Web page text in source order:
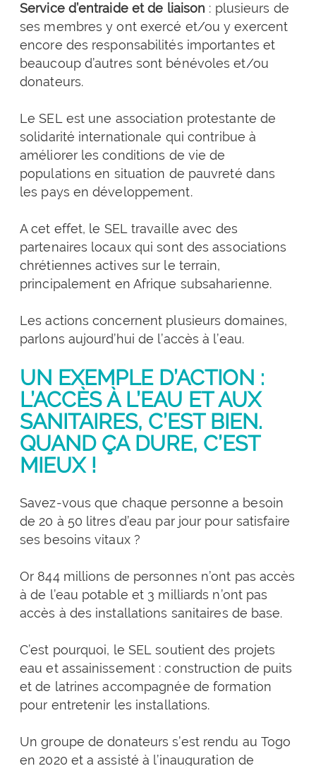
Service d’entraide et de liaison : plusieurs de
ses membres y ont exercé et/ou y exercent
encore des responsabilités importantes et
beaucoup d’autres sont bénévoles et/ou
donateurs.
Le SEL est une association protestante de
solidarité internationale qui contribue à
améliorer les conditions de vie de
populations en situation de pauvreté dans
les pays en développement.
A cet effet, le SEL travaille avec des
partenaires locaux qui sont des associations
chrétiennes actives sur le terrain,
principalement en Afrique subsaharienne.
Les actions concernent plusieurs domaines,
parlons aujourd’hui de l’accès à l’eau.
UN EXEMPLE D’ACTION :
L’ACCÈS À L’EAU ET AUX
SANITAIRES, C’EST BIEN.
QUAND ÇA DURE, C’EST
MIEUX !
Savez-vous que chaque personne a besoin
de 20 à 50 litres d’eau par jour pour satisfaire
ses besoins vitaux ?
Or 844 millions de personnes n’ont pas accès
à de l’eau potable et 3 milliards n’ont pas
accès à des installations sanitaires de base.
C’est pourquoi, le SEL soutient des projets
eau et assainissement : construction de puits
et de latrines accompagnée de formation
pour entretenir les installations.
Un groupe de donateurs s’est rendu au Togo
en 2020 et a assisté à l’inauguration de